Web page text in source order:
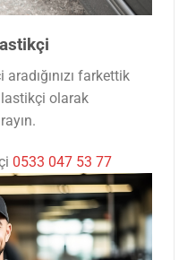
farkettik
olarak
0533 047 53 77